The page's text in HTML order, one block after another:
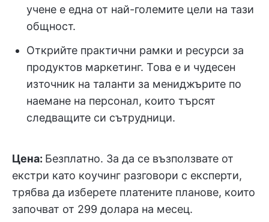
учене е една от най-големите цели на тази
общност.
Открийте практични рамки и ресурси за
продуктов маркетинг. Това е и чудесен
източник на таланти за мениджърите по
наемане на персонал, които търсят
следващите си сътрудници.
Цена: Безплатно. За да се възползвате от
екстри като коучинг разговори с експерти,
трябва да изберете платените планове, които
започват от 299 долара на месец.